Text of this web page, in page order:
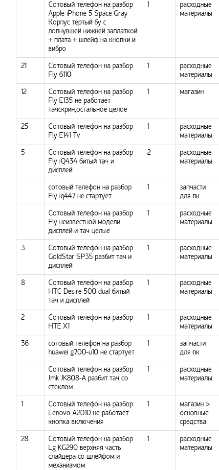
Сотовый телефон на разбор
Apple iPhone 5 Space Gray
Корпус тертый бу с
лопнувшей нижней заплаткой
+ плата + шлейф на кнопки и
вибро
1
расходные
материалы
21
Сотовый телефон на разбор
Fly 6110
1
расходные
материалы
12
Сотовый телефон на разбор
Fly E135 не работает
тачскрин,остальное целое
1 магазин
25
Сотовый телефон на разбор
Fly E141 Tv
1
расходные
материалы
5
Сотовый телефон на разбор
Fly iQ434 битый тач и
дисплей
2
расходные
материалы
сотовый телефон на разбор
Fly iq447 не стартует
1
запчасти
для пк
Сотовый телефон на разбор
Fly неизвестной модели
дисплей и тач целые
1
расходные
материалы
3
Сотовый телефон на разбор
GoldStar SP35 разбит тач и
дисплей
1
расходные
материалы
8
Сотовый телефон на разбор
HTC Desire 500 dual битый
тач и дисплей
1
расходные
материалы
2
Сотовый телефон на разбор
HTE X1
1
расходные
материалы
36
сотовый телефон на разбор
huawei g700-u10 не стартует
1
запчасти
для пк
Сотовый телефон на разбор
Jmk JK808-A разбит тач со
стеклом
1
расходные
материалы
1
Сотовый телефон на разбор
Lenovo A2010 не работает
кнопка включения
1
магазин >
основные
средства
28
Сотовый телефон на разбор
Lg KG290 верхняя часть
слайдера со шлейфом и
механизмом
1
расходные
материалы